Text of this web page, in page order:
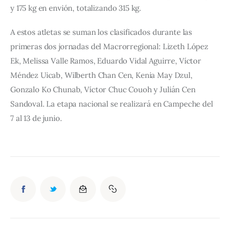
y 175 kg en envión, totalizando 315 kg.
A estos atletas se suman los clasificados durante las
primeras dos jornadas del Macrorregional: Lizeth López
Ek, Melissa Valle Ramos, Eduardo Vidal Aguirre, Víctor
Méndez Uicab, Wilberth Chan Cen, Kenia May Dzul,
Gonzalo Ko Chunab, Víctor Chuc Couoh y Julián Cen
Sandoval. La etapa nacional se realizará en Campeche del
7 al 13 de junio.